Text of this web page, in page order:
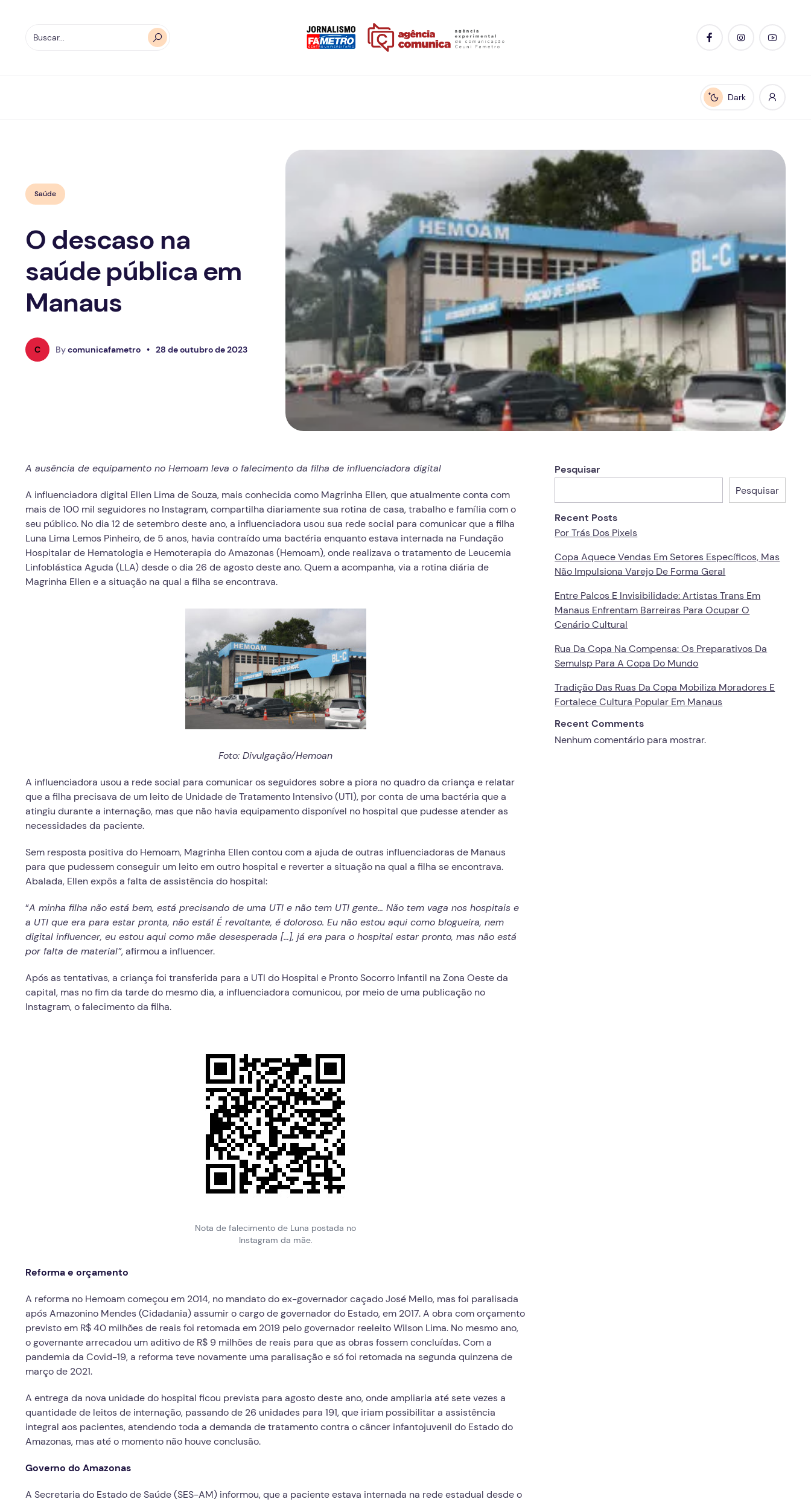
Enable dark mode
Dark
Saúde
O descaso na
saúde pública em
Manaus
C Bycomunicafametro • 28 de outubro de 2023
A ausência de equipamento no Hemoam leva o falecimento da filha de influenciadora digital
A influenciadora digital Ellen Lima de Souza, mais conhecida como Magrinha Ellen, que atualmente conta com
mais de 100 mil seguidores no Instagram, compartilha diariamente sua rotina de casa, trabalho e família com o
seu público. No dia 12 de setembro deste ano, a influenciadora usou sua rede social para comunicar que a filha
Luna Lima Lemos Pinheiro, de 5 anos, havia contraído uma bactéria enquanto estava internada na Fundação
Hospitalar de Hematologia e Hemoterapia do Amazonas (Hemoam), onde realizava o tratamento de Leucemia
Linfoblástica Aguda (LLA) desde o dia 26 de agosto deste ano. Quem a acompanha, via a rotina diária de
Magrinha Ellen e a situação na qual a filha se encontrava.
Foto: Divulgação/Hemoan
A influenciadora usou a rede social para comunicar os seguidores sobre a piora no quadro da criança e relatar
que a filha precisava de um leito de Unidade de Tratamento Intensivo (UTI), por conta de uma bactéria que a
atingiu durante a internação, mas que não havia equipamento disponível no hospital que pudesse atender as
necessidades da paciente.
Sem resposta positiva do Hemoam, Magrinha Ellen contou com a ajuda de outras influenciadoras de Manaus
para que pudessem conseguir um leito em outro hospital e reverter a situação na qual a filha se encontrava.
Abalada, Ellen expôs a falta de assistência do hospital:
“A minha filha não está bem, está precisando de uma UTI e não tem UTI gente… Não tem vaga nos hospitais e
a UTI que era para estar pronta, não está! É revoltante, é doloroso. Eu não estou aqui como blogueira, nem
digital influencer, eu estou aqui como mãe desesperada […], já era para o hospital estar pronto, mas não está
por falta de material”, afirmou a influencer.
Após as tentativas, a criança foi transferida para a UTI do Hospital e Pronto Socorro Infantil na Zona Oeste da
capital, mas no fim da tarde do mesmo dia, a influenciadora comunicou, por meio de uma publicação no
Instagram, o falecimento da filha.
Nota de falecimento de Luna postada no
Instagram da mãe.
Reforma e orçamento
A reforma no Hemoam começou em 2014, no mandato do ex-governador caçado José Mello, mas foi paralisada
após Amazonino Mendes (Cidadania) assumir o cargo de governador do Estado, em 2017. A obra com orçamento
previsto em R$ 40 milhões de reais foi retomada em 2019 pelo governador reeleito Wilson Lima. No mesmo ano,
o governante arrecadou um aditivo de R$ 9 milhões de reais para que as obras fossem concluídas. Com a
pandemia da Covid-19, a reforma teve novamente uma paralisação e só foi retomada na segunda quinzena de
março de 2021.
A entrega da nova unidade do hospital ficou prevista para agosto deste ano, onde ampliaria até sete vezes a
quantidade de leitos de internação, passando de 26 unidades para 191, que iriam possibilitar a assistência
integral aos pacientes, atendendo toda a demanda de tratamento contra o câncer infantojuvenil do Estado do
Amazonas, mas até o momento não houve conclusão.
Governo do Amazonas
A Secretaria do Estado de Saúde (SES-AM) informou, que a paciente estava internada na rede estadual desde o
Pesquisar
Pesquisar
Recent Posts
Por Trás Dos Pixels
Copa Aquece Vendas Em Setores Específicos, Mas
Não Impulsiona Varejo De Forma Geral
Entre Palcos E Invisibilidade: Artistas Trans Em
Manaus Enfrentam Barreiras Para Ocupar O
Cenário Cultural
Rua Da Copa Na Compensa: Os Preparativos Da
Semulsp Para A Copa Do Mundo
Tradição Das Ruas Da Copa Mobiliza Moradores E
Fortalece Cultura Popular Em Manaus
Recent Comments
Nenhum comentário para mostrar.